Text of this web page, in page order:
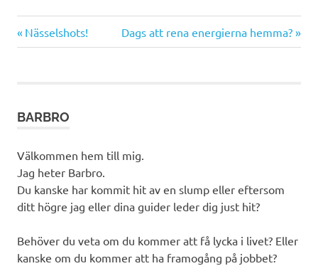
Inläggsnavigering
Föregående
inlägg:
Nässelshots!
Nästa
inlägg:
Dags att rena energierna hemma?
BARBRO
Välkommen hem till mig.
Jag heter Barbro.
Du kanske har kommit hit av en slump eller eftersom
ditt högre jag eller dina guider leder dig just hit?
Behöver du veta om du kommer att få lycka i livet? Eller
kanske om du kommer att ha framogång på jobbet?